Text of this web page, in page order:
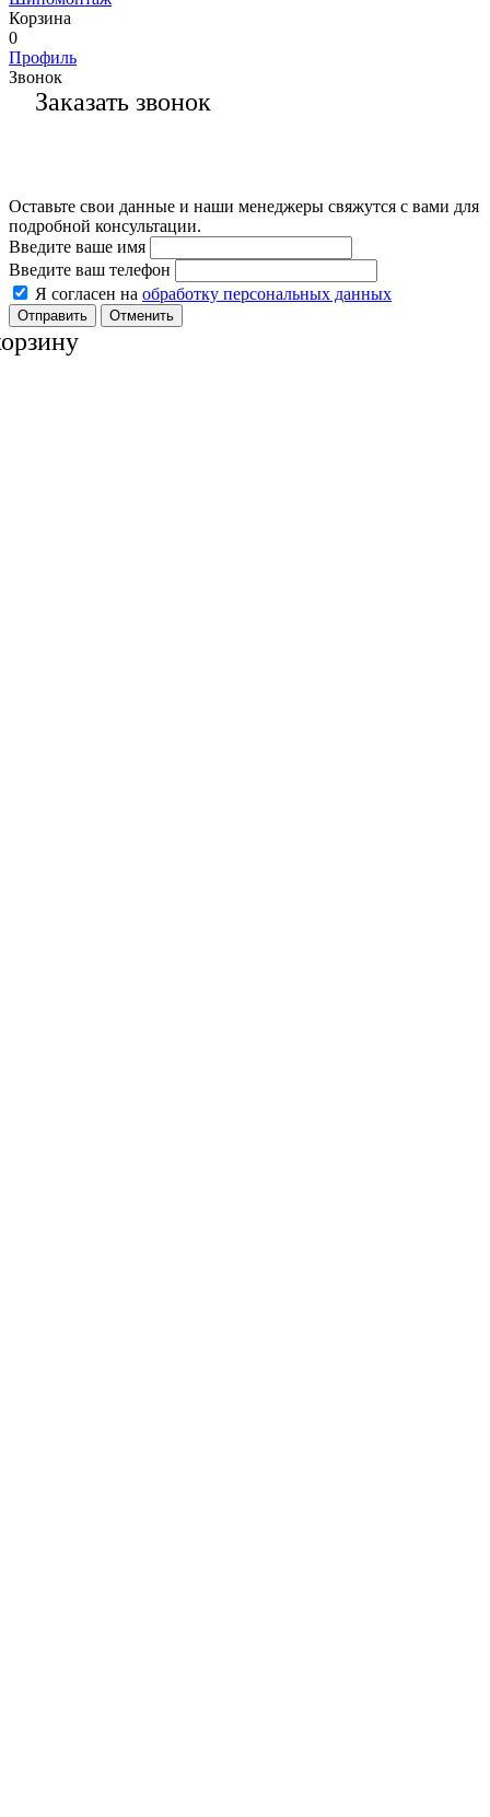
Корзина
0
Профиль
Звонок
Заказать звонок
Оставьте свои данные и наши менеджеры свяжутся с вами для
подробной консультации.
Введите ваше имя
Введите ваш телефон
Я согласен на обработку персональных данных
Отменить